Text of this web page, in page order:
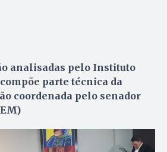
analisadas pelo Instituto
parte técnica da
coordenada pelo senador